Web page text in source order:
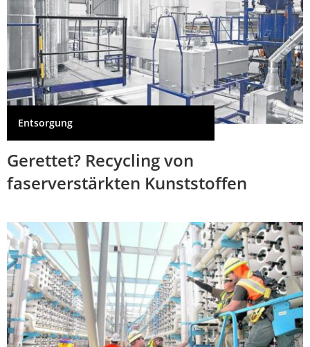
Entsorgung
Gerettet? Recycling von
faserverstärkten Kunststoffen